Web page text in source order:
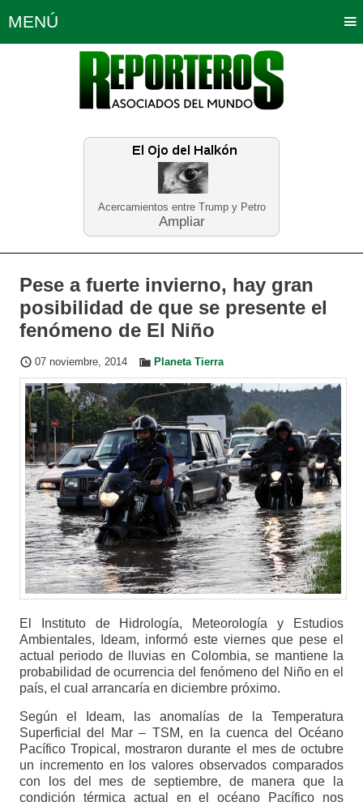
Acercamientos entre Trump y Petro
Ampliar
MENÚ
Política Opinión Bogotá
Planeta Tierra Deportes
Educación Neira
Pese a fuerte invierno, hay gran
posibilidad de que se presente el
fenómeno de El Niño
07 noviembre, 2014 Planeta Tierra
El Instituto de Hidrología, Meteorología y Estudios
Ambientales, Ideam, informó este viernes que pese el
actual periodo de lluvias en Colombia, se mantiene la
probabilidad de ocurrencia del fenómeno del Niño en el
país, el cual arrancaría en diciembre próximo.
Según el Ideam, las anomalías de la Temperatura
Superficial del Mar – TSM, en la cuenca del Océano
Pacífico Tropical, mostraron durante el mes de octubre
un incremento en los valores observados comparados
con los del mes de septiembre, de manera que la
condición térmica actual en el océano Pacífico nos